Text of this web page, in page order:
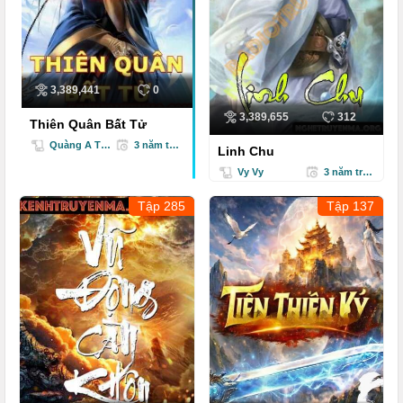
Quang Âm Chi Ngoại - Tập 53
Quang Âm Chi Ngoại - Tập 54
Quang Âm Chi Ngoại - Tập 55
Quang Âm Chi Ngoại - Tập 56
Quang Âm Chi Ngoại - Tập 57
Quang Âm Chi Ngoại - Tập 58
Quang Âm Chi Ngoại - Tập 59
Quang Âm Chi Ngoại - Tập 60
Quang Âm Chi Ngoại - Tập 61
Quang Âm Chi Ngoại - Tập 62
3,389,441 0
Thiên Quân Bất Tử
Quàng A Tũn 3 năm trước
3,389,655 312
Linh Chu
Vy Vy 3 năm trước
Tập 285 Tập 137